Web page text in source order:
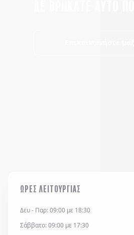
ΩΡΕΣ ΛΕΙΤΟΥΡΓΙΑΣ
Δευ - Παρ: 09:00 με 18:30
Σάββατο: 09:00 με 17:30